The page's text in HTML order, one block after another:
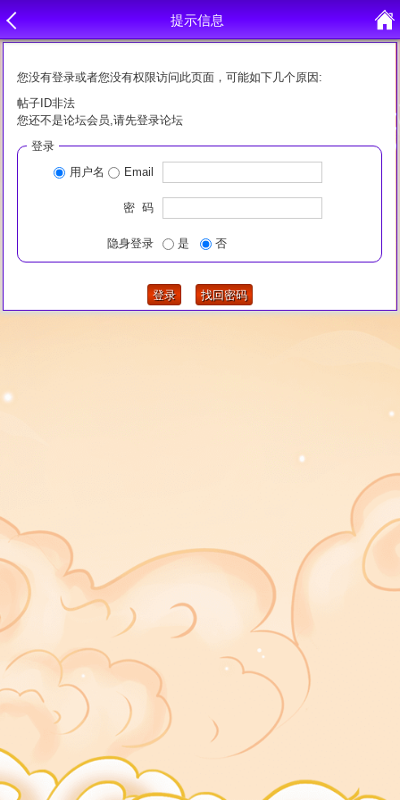
提示信息
您没有登录或者您没有权限访问此页面，可能如下几个原因:
帖子ID非法
您还不是论坛会员,请先登录论坛
登录
用户名
Email
密 码
隐身登录 是 否